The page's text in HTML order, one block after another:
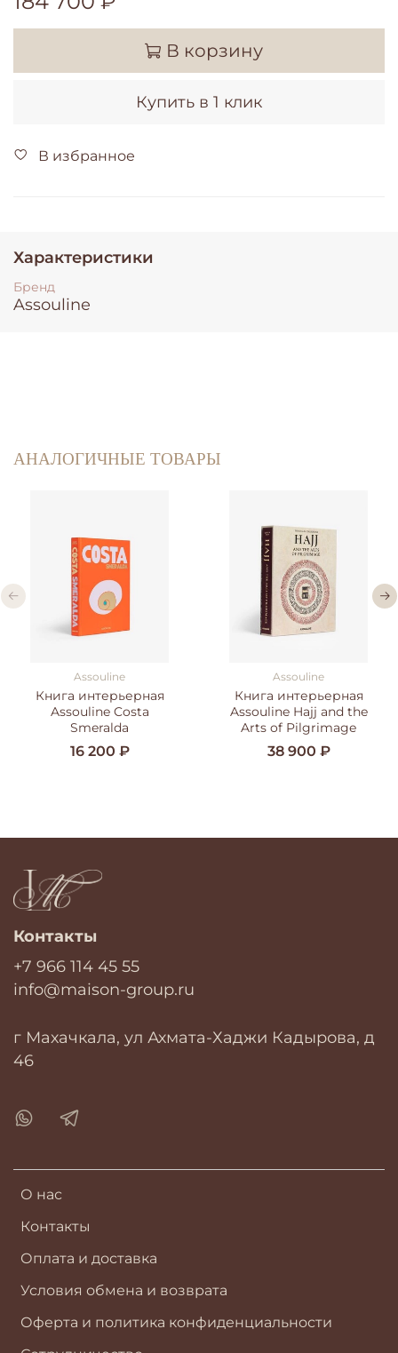
В корзину
Купить в 1 клик
В избранное
Характеристики
Бренд
Assouline
АНАЛОГИЧНЫЕ ТОВАРЫ
Assouline
Книга интерьерная
Assouline Costa
Smeralda
16 200 ₽
Assouline
Книга интерьерная
Assouline Hajj and the
Arts of Pilgrimage
38 900 ₽
О нас
Контакты
Оплата и доставка
Условия обмена и возврата
Оферта и политика конфиденциальности
Контакты
+7 966 114 45 55
info@maison-group.ru
г Махачкала, ул Ахмата-Хаджи Кадырова, д
46